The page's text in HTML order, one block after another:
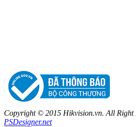
Copyright © 2015 Hikvision.vn. All Right
PSDesigner.net